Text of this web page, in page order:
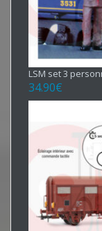
LSM set 3
34.90€